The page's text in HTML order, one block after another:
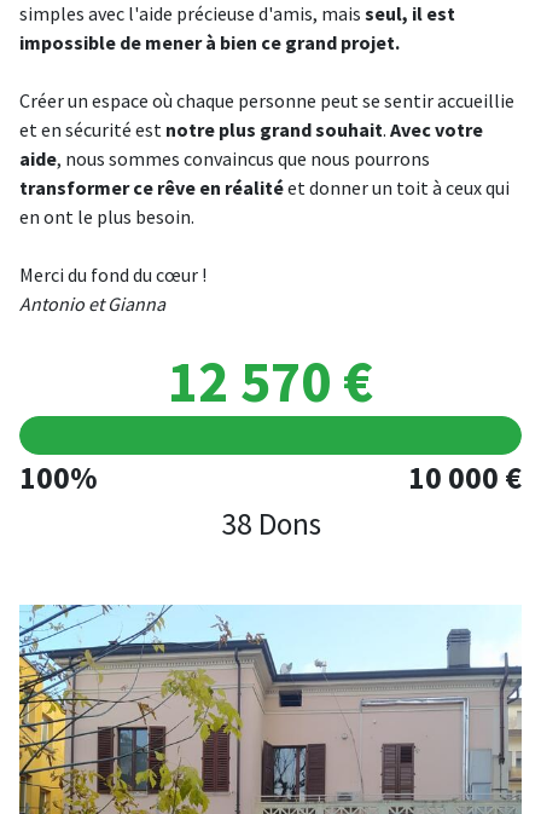
simples avec l'aide précieuse d'amis, mais seul, il est
impossible de mener à bien ce grand projet.
Créer un espace où chaque personne peut se sentir accueillie
et en sécurité est notre plus grand souhait. Avec votre
aide, nous sommes convaincus que nous pourrons
transformer ce rêve en réalitéet donner un toit à ceux qui
en ont le plus besoin.
Merci du fond du cœur !
Antonio et Gianna
12 570 €
100%
10 000 €
38 Dons